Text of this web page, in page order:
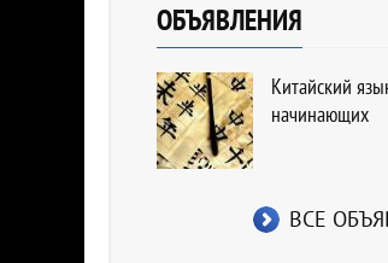
ОБЪЯВЛЕНИЯ
Китайский
начинающих
ВСЕ